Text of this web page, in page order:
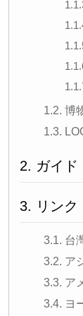
1.2. 博
1.3.
2. ガイド
3. リンク
3.1. 台
3.2. ア
3.3. ア
3.4. ヨ